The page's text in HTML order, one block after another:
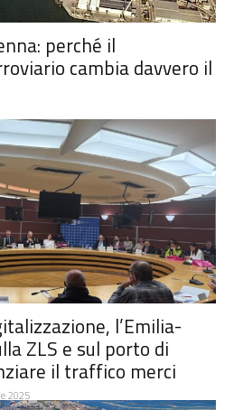
perché il
cambia davvero il
l’Emilia-
ZLS e sul porto di
il traffico merci
2025